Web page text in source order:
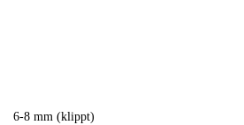
6-8 mm (klippt)